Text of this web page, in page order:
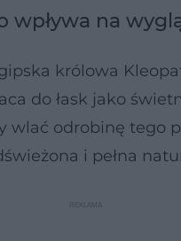
wpływa na
królowa
do łask jako
wlać odrobinę tego
i pełna